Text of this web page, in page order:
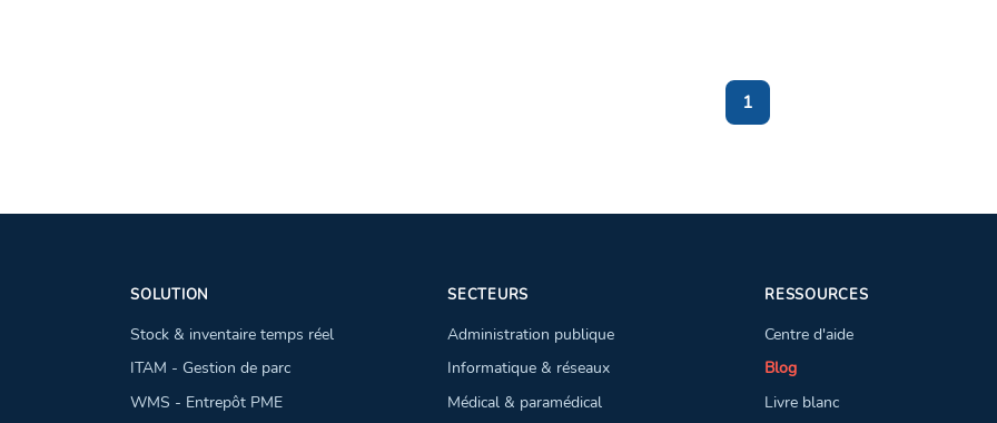
1
SOLUTION
Stock & inventaire temps réel
ITAM - Gestion de parc
WMS - Entrepôt PME
SECTEURS
Administration publique
Informatique & réseaux
Médical & paramédical
RESSOURCES
Centre d'aide
Blog
Livre blanc